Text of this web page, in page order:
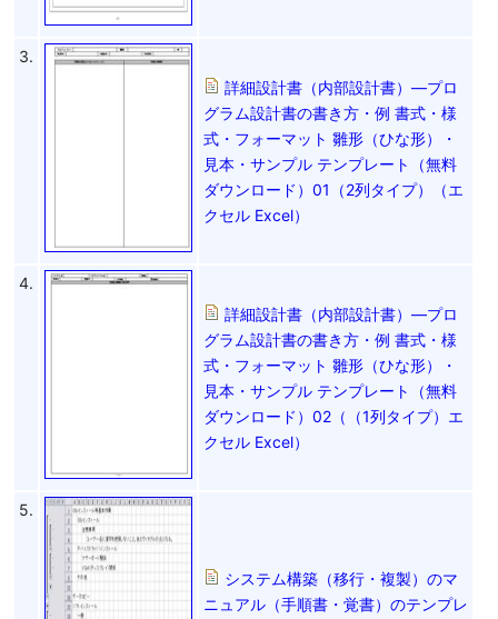
3.
詳細設計書（内部設計書）―プロ
グラム設計書の書き方・例 書式・様
式・フォーマット 雛形（ひな形）・
見本・サンプル テンプレート（無料
ダウンロード）01（2列タイプ）（エ
クセル Excel）
4.
詳細設計書（内部設計書）―プロ
グラム設計書の書き方・例 書式・様
式・フォーマット 雛形（ひな形）・
見本・サンプル テンプレート（無料
ダウンロード）02（（1列タイプ）エ
クセル Excel）
5.
システム構築（移行・複製）のマ
ニュアル（手順書・覚書）のテンプレ